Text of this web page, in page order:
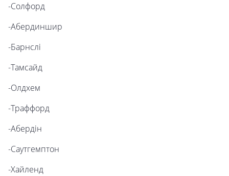
-Солфорд
-Абердиншир
-Барнслі
-Тамсайд
-Олдхем
-Траффорд
-Абердін
-Саутгемптон
-Хайленд